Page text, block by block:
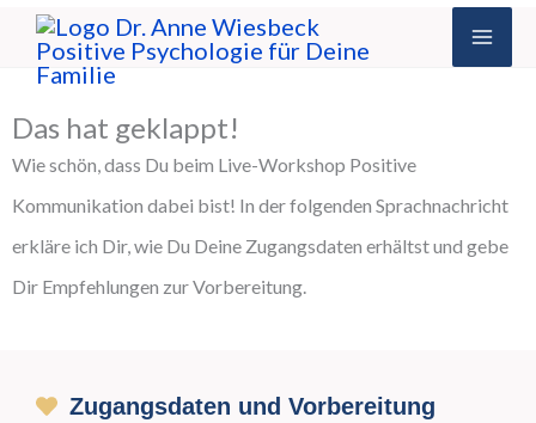
Zum
Inhalt
Das hat geklappt!
Wie schön, dass Du beim Live-Workshop Positive
Kommunikation dabei bist! In der folgenden Sprachnachricht
erkläre ich Dir, wie Du Deine Zugangsdaten erhältst und gebe
Dir Empfehlungen zur Vorbereitung.
Zugangsdaten und Vorbereitung